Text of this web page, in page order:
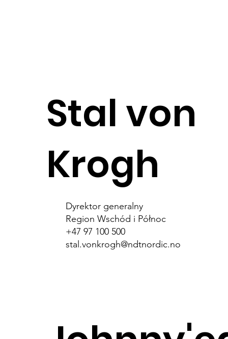
Stal von
Krogh
Dyrektor generalny
Region Wschód i Północ
+47 97 100 500
stal.vonkrogh@ndtnordic.no